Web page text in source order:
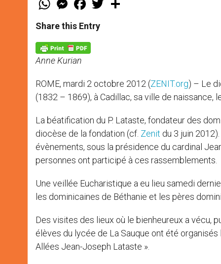
t
s
p
p
e
s
e
g
e
r
a
e
b
k
w
Share this Entry
Anne Kurian
ROME, mardi 2 octobre 2012 (ZENIT.org) – Le
(1832 – 1869), à Cadillac, sa ville de naissance,
La béatification du P. Lataste, fondateur des
diocèse de la fondation (cf. Zenit du 3 juin
évènements, sous la présidence du cardinal
personnes ont participé à ces rassemblements.
Une veillée Eucharistique a eu lieu samedi
les dominicaines de Béthanie et les pères
Des visites des lieux où le bienheureux a vécu,
élèves du lycée de La Sauque ont été
Allées Jean-Joseph Lataste ».